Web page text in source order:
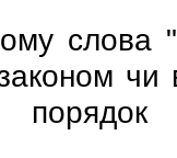
слова